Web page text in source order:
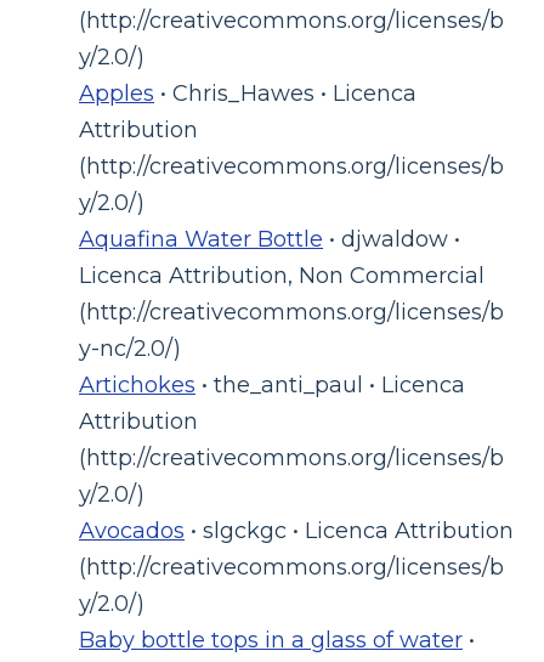
(http://creativecommons.org/licenses/b
y/2.0/)
Apples • Chris_Hawes • Licenca
Attribution
(http://creativecommons.org/licenses/b
y/2.0/)
Aquafina Water Bottle • djwaldow •
Licenca Attribution, Non Commercial
(http://creativecommons.org/licenses/b
y-nc/2.0/)
Artichokes • the_anti_paul • Licenca
Attribution
(http://creativecommons.org/licenses/b
y/2.0/)
Avocados • slgckgc • Licenca Attribution
(http://creativecommons.org/licenses/b
y/2.0/)
Baby bottle tops in a glass of water •